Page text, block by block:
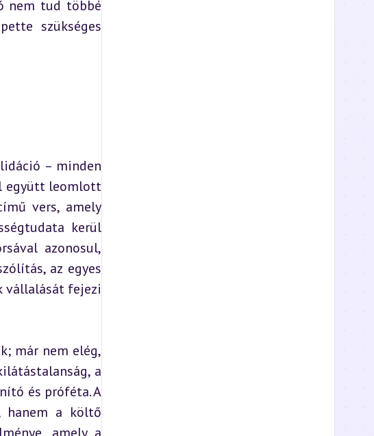
nem tud többé
szükséges
– minden
együtt leomlott
vers, amely
kerül
azonosul,
az egyes
vállalását fejezi
már nem elég,
a
és próféta. A
hanem a költő